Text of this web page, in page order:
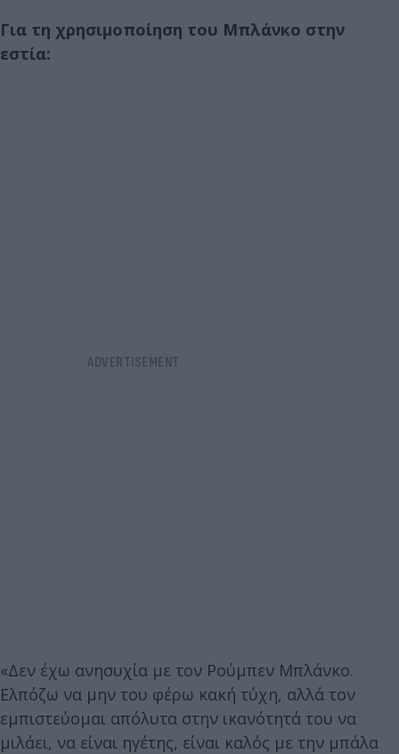
Για τη χρησιμοποίηση του Μπλάνκο στην
εστία:
«Δεν έχω ανησυχία με τον Ρούμπεν Μπλάνκο.
Ελπόζω να μην του φέρω κακή τύχη, αλλά τον
εμπιστεύομαι απόλυτα στην ικανότητά του να
μιλάει, να είναι ηγέτης, είναι καλός με την μπάλα